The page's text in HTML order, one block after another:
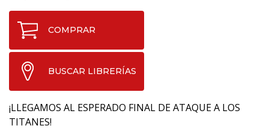
COMPRAR
BUSCAR LIBRERÍAS
¡LLEGAMOS AL ESPERADO FINAL DE ATAQUE A LOS
TITANES!